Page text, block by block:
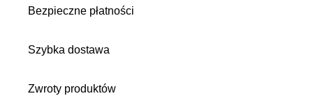
Bezpieczne płatności
Szybka dostawa
Zwroty produktów